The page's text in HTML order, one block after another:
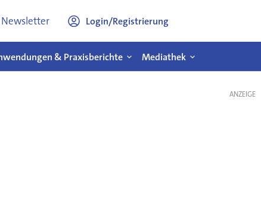
Newsletter Login/Registrierung
& Praxisberichte Mediathek
ANZEIGE